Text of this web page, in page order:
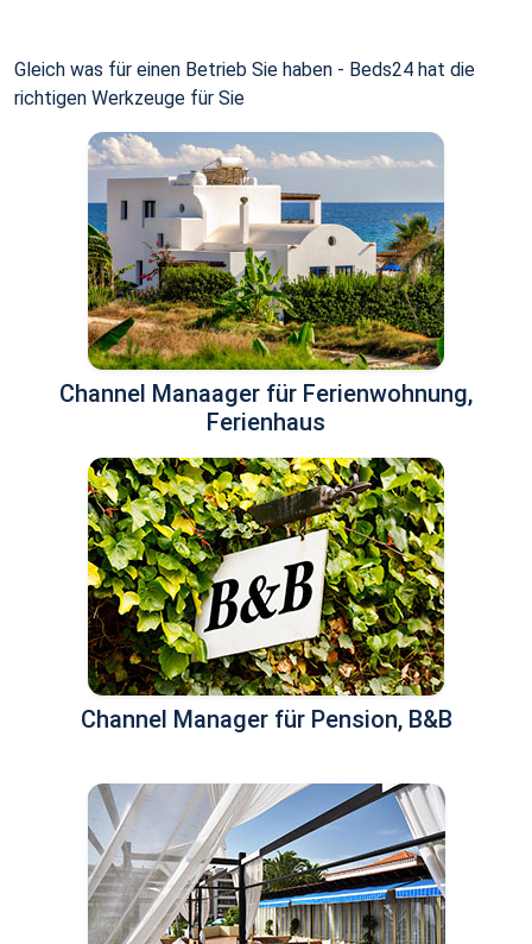
Gleich was für einen Betrieb Sie haben - Beds24 hat die
richtigen Werkzeuge für Sie
Channel Manaager für Ferienwohnung,
Ferienhaus
Channel Manager für Pension, B&B